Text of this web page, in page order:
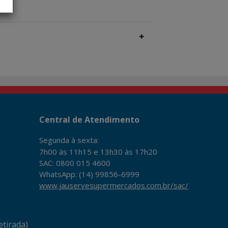
Central de Atendimento
Segunda à sexta:
7h00 às 11h15 e 13h30 às 17h20
SAC: 0800 015 4600
WhatsApp: (14) 99856-6999
www.jauservesupermercados.com.br/sac/